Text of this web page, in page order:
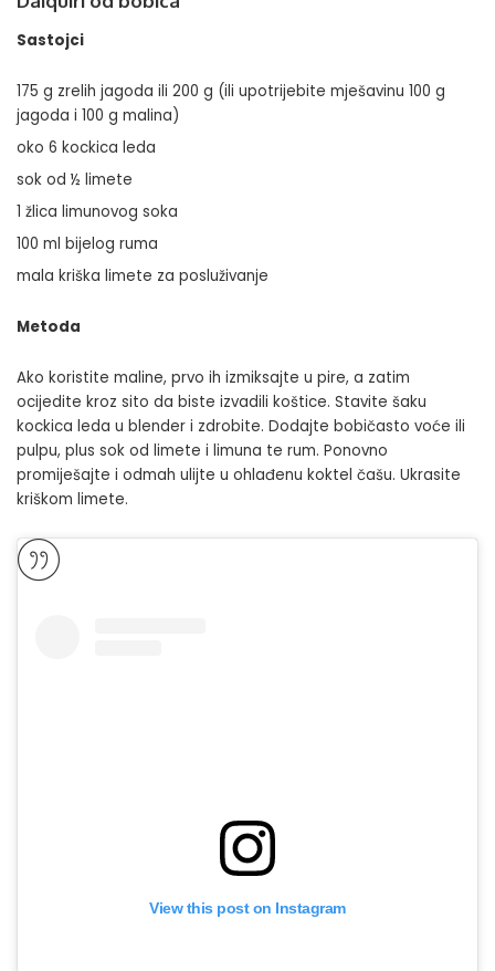
Sastojci
175 g zrelih jagoda ili 200 g (ili upotrijebite mješavinu 100 g
jagoda i 100 g malina)
oko 6 kockica leda
sok od ½ limete
1 žlica limunovog soka
100 ml bijelog ruma
mala kriška limete za posluživanje
Metoda
Ako koristite maline, prvo ih izmiksajte u pire, a zatim
ocijedite kroz sito da biste izvadili koštice. Stavite šaku
kockica leda u blender i zdrobite. Dodajte bobičasto voće ili
pulpu, plus sok od limete i limuna te rum. Ponovno
promiješajte i odmah ulijte u ohlađenu koktel čašu. Ukrasite
kriškom limete.
View this post on Instagram